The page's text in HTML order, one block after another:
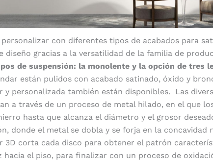
personalizar con diferentes tipos de acabados para
diseño gracias a la versatilidad de la familia de
de suspensión: la monolente y la opción de tres
están pulidos con acabado satinado, óxido y
y personalizada también están disponibles. Las
a través de un proceso de metal hilado, en el que
hasta que alcanza el diámetro y el grosor
donde el metal se dobla y se forja en la concavidad
3D corta cada disco para obtener el patrón
el piso, para finalizar con un proceso de